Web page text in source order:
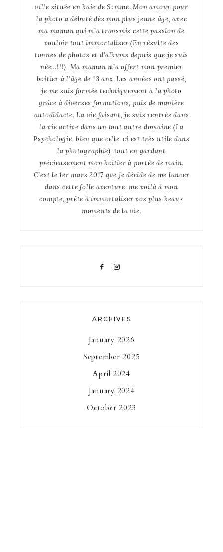
ville située en baie de Somme. Mon amour pour
la photo a débuté dès mon plus jeune âge, avec
ma maman qui m’a transmis cette passion de
vouloir tout immortaliser (En résulte des
tonnes de photos et d’albums depuis que je suis
née…!!!). Ma maman m’a offert mon premier
boitier à l’âge de 13 ans. Les années ont passé,
je me suis formée techniquement à la photo
grâce à diverses formations, puis de manière
autodidacte. La vie faisant, je suis rentrée dans
la vie active dans un tout autre domaine (La
Psychologie, bien que celle-ci est très utile dans
la photographie), tout en gardant
précieusement mon boitier à portée de main.
C’est le 1er mars 2017 que je décide de me lancer
dans cette folle aventure, me voilà à mon
compte, prête à immortaliser vos plus beaux
moments de la vie.
ARCHIVES
January 2026
September 2025
April 2024
January 2024
October 2023